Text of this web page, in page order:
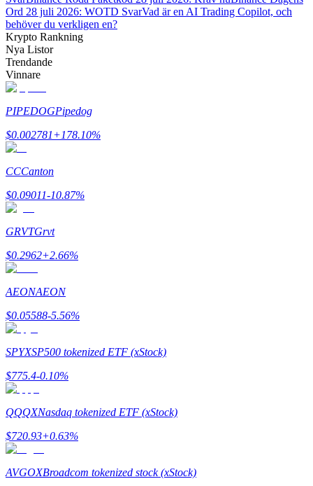
Lär dig Staking
Lär dig mer om att tjäna passiv inkomst
Bitrue
Bitrue Partners
Bitrue Affiliates
Upp till 65% provision!
Hänvisning
Ord 28 juli 2026: WOTD SvarVad är en AI Trading Copilot, och
behöver du verkligen en?
Krypto Rankning
Nya Listor
Trendande
Vinnare
PIPEDOGPipedog
$0.002781+178.10%
CCCanton
$0.09011-10.87%
GRVTGrvt
$0.2962+2.66%
AEONAEON
$0.05588-5.56%
SPYXSP500 tokenized ETF (xStock)
$775.4-0.10%
QQQXNasdaq tokenized ETF (xStock)
$720.93+0.63%
AVGOXBroadcom tokenized stock (xStock)